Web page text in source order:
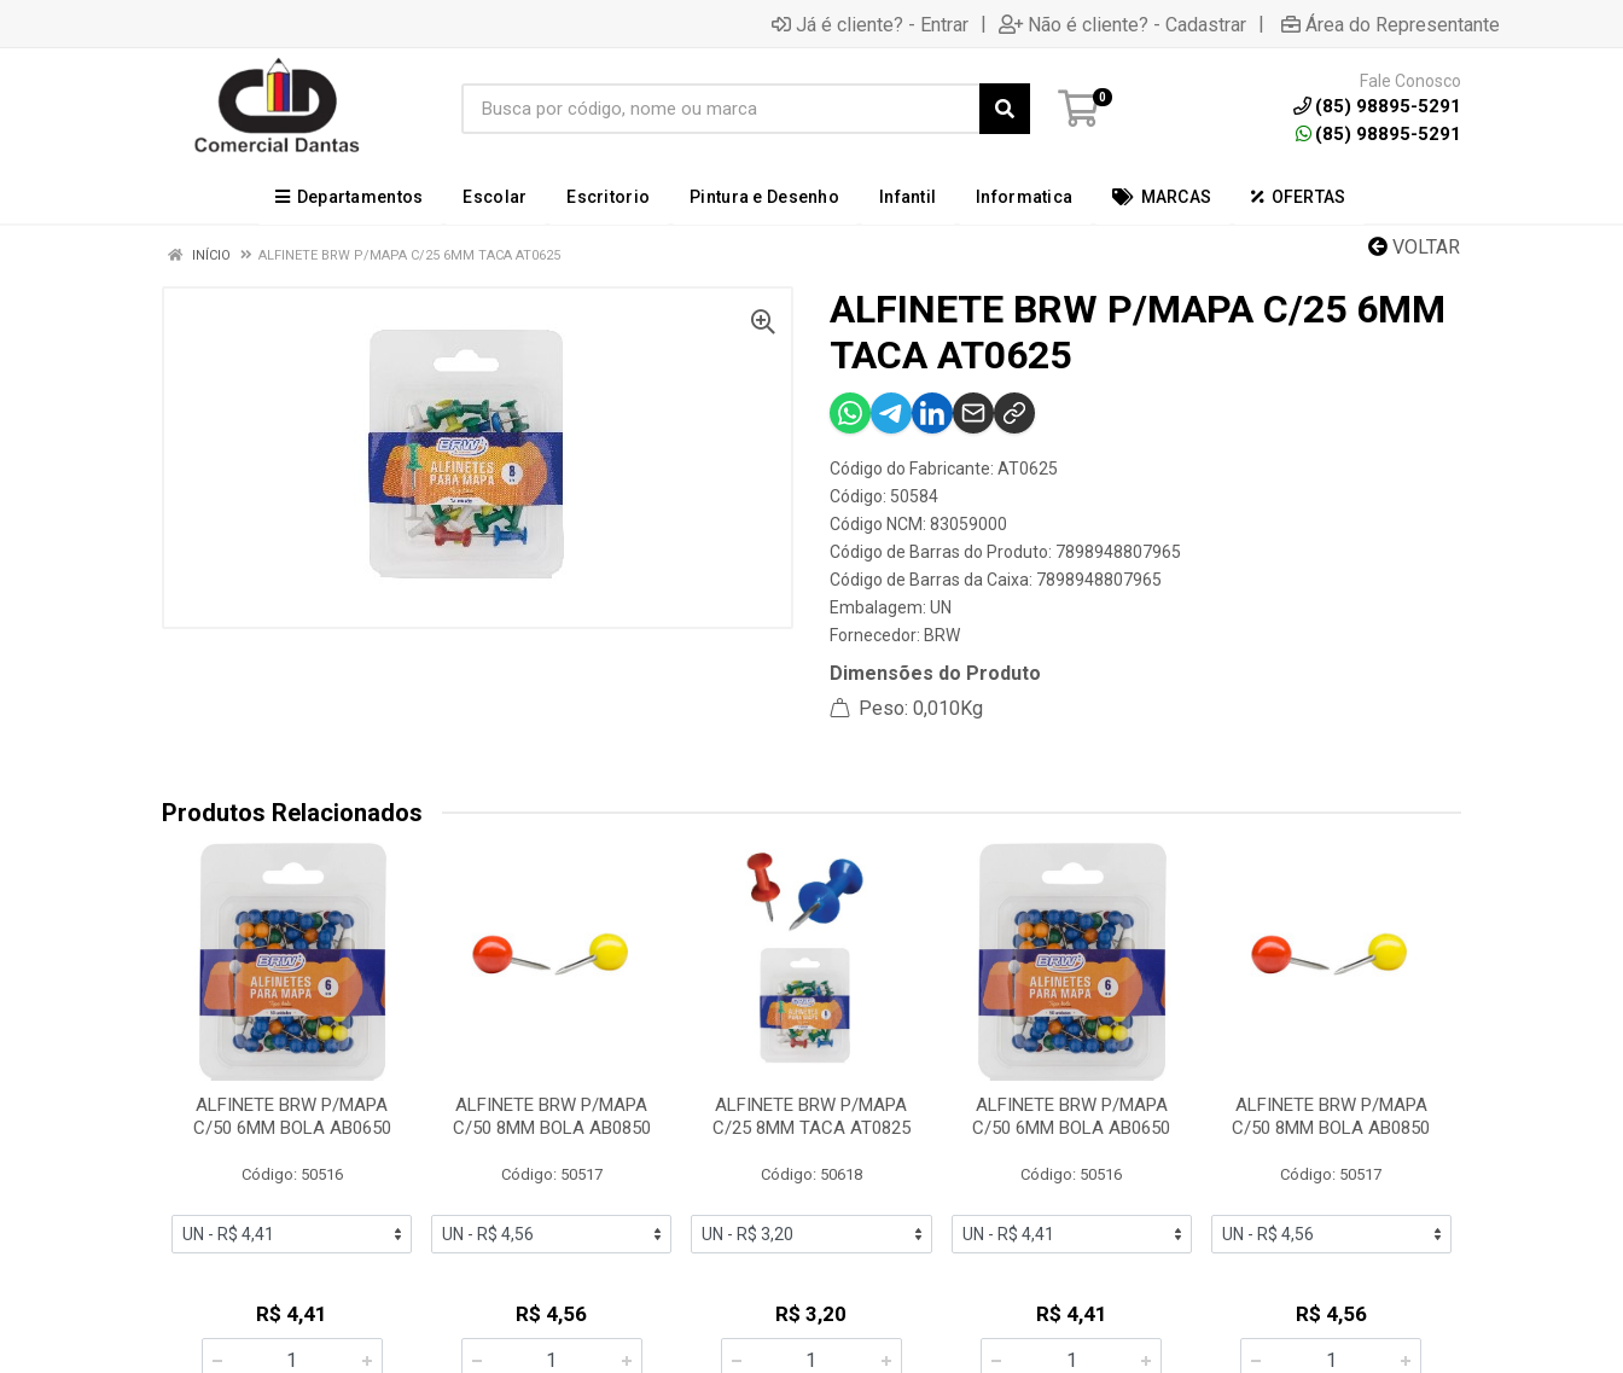
Já é cliente? - Entrar | Não é cliente? - Cadastrar | Área do Representante
0
Fale Conosco
(85) 98895-5291
(85) 98895-5291
Departamentos Escolar Escritorio Pintura e Desenho Infantil Informatica MARCAS OFERTAS
VOLTAR
INÍCIO ALFINETE BRW P/MAPA C/25 6MM TACA AT0625
ALFINETE BRW P/MAPA C/25 6MM
TACA AT0625
Código do Fabricante: AT0625
Código: 50584
Código NCM: 83059000
Código de Barras do Produto: 7898948807965
Código de Barras da Caixa: 7898948807965
Embalagem: UN
Fornecedor: BRW
Dimensões do Produto
Peso: 0,010Kg
Produtos Relacionados
ALFINETE BRW P/MAPA
C/50 6MM BOLA AB0650
Código: 50516
R$ 4,41
ALFINETE BRW P/MAPA
C/50 8MM BOLA AB0850
Código: 50517
R$ 4,56
ALFINETE BRW P/MAPA
C/25 8MM TACA AT0825
Código: 50618
R$ 3,20
ALFINETE BRW P/MAPA
C/50 6MM BOLA AB0650
Código: 50516
R$ 4,41
ALFINETE BRW P/MAPA
C/50 8MM BOLA AB0850
Código: 50517
R$ 4,56